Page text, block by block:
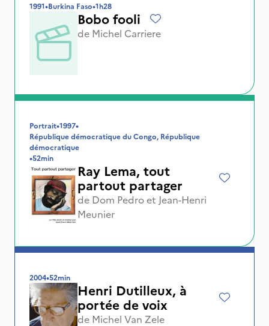
1991•Burkina Faso•1h28
Bobo fooli
de Michel Carriere
Portrait•1997•
République démocratique du Congo, République
démocratique
•52min
Ray Lema, tout
partout partager
de Dom Pedro et Jean-Henri
Meunier
2004•52min
Henri Dutilleux, à
portée de voix
de Michel Van Zele